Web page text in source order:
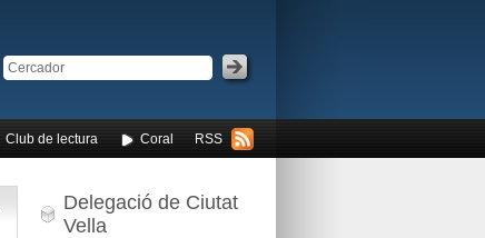
RSS
Club de lectura Coral
Delegació de Ciutat
Vella